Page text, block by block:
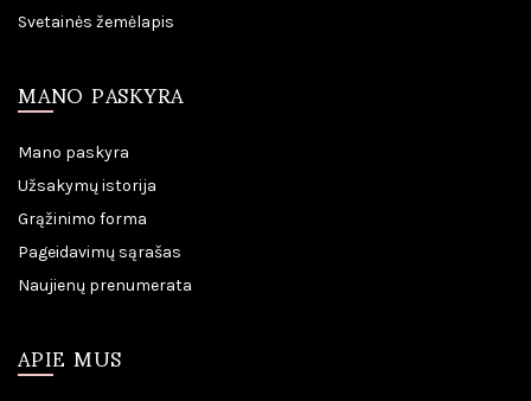
Svetainės žemėlapis
MANO PASKYRA
Mano paskyra
Užsakymų istorija
Grąžinimo forma
Pageidavimų sąrašas
Naujienų prenumerata
APIE MUS